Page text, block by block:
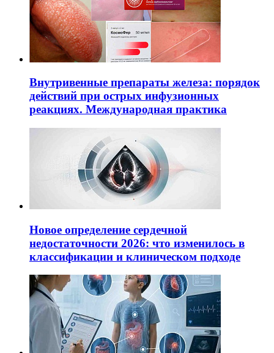
Внутривенные препараты железа: порядок
действий при острых инфузионных
реакциях. Международная практика
Новое определение сердечной
недостаточности 2026: что изменилось в
классификации и клиническом подходе